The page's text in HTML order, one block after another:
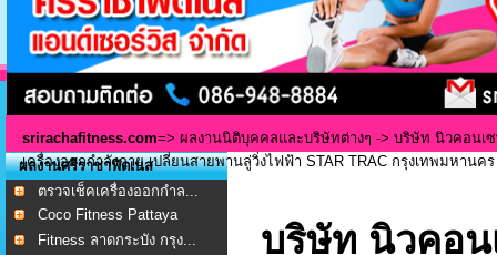
srirachafitness.com=> ผลงานนิติบุคคลและบริษัทต่างๆ -> บริษัท นิวคอนเ
เครื่องออกกำลังกาย เปลี่ยนสายพานลู่วิ่งไฟฟ้า STAR TRAC กรุงเทพมหานคร
ผลงานศรีราชาฟิตเนส
ตรวจเช็คเครื่องออกกำล...
Coco Fitness Pattaya
Fitness ลาดกระบัง กรุง...
บริษัท นิวคอ